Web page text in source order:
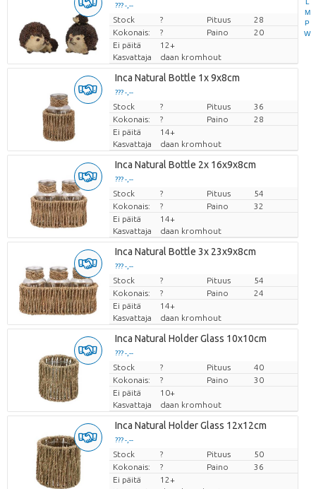
M
P
W
??? -,--
Hinta per kappale
Stock ? Pituus
28
Kokonais:
? Paino
20
Ei päitä
12+
Kasvattaja
daan kromhout
Inca Natural Bottle 1x 9x8cm
??? -,--
Hinta per kappale
Stock ? Pituus
36
Kokonais:
? Paino
28
Ei päitä
14+
Kasvattaja
daan kromhout
Inca Natural Bottle 2x 16x9x8cm
??? -,--
Hinta per kappale
Stock ? Pituus
54
Kokonais:
? Paino
32
Ei päitä
14+
Kasvattaja
daan kromhout
Inca Natural Bottle 3x 23x9x8cm
??? -,--
Hinta per kappale
Stock ? Pituus
54
Kokonais:
? Paino
24
Ei päitä
14+
Kasvattaja
daan kromhout
Inca Natural Holder Glass 10x10cm
??? -,--
Hinta per kappale
Stock ? Pituus
40
Kokonais:
? Paino
30
Ei päitä
10+
Kasvattaja
daan kromhout
Inca Natural Holder Glass 12x12cm
??? -,--
Hinta per kappale
Stock ? Pituus
50
Kokonais:
? Paino
36
Ei päitä
12+